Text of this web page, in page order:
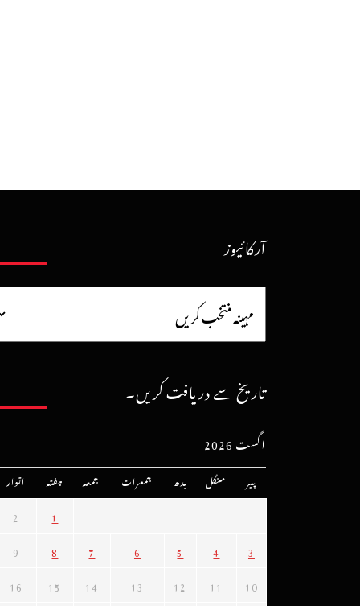
آرکائیوز
تاریخ سے دریافت کریں۔
اگست 2026
پیر منگل بدھ جمعرات جمعہ ہفتہ اتوار
1
2
3
4
5
6
7
8
9
10
11
12
13
14
15
16